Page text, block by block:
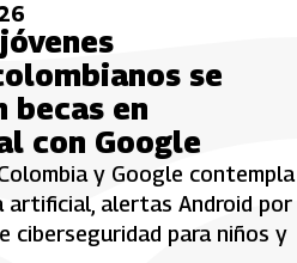
se
becas en
con Google
y Google contempla
artificial, alertas Android por
ciberseguridad para niños y